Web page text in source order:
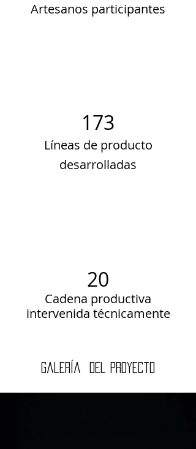
Artesanos participantes
173
Líneas de producto
desarrolladas
20
Cadena productiva
intervenida técnicamente
Galería del proyecto